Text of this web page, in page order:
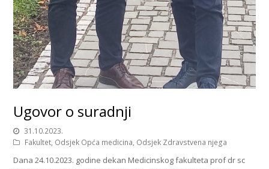
Ugovor o suradnji
31.10.2023.
Fakultet, Odsjek Opća medicina, Odsjek Zdravstvena njega
Dana 24.10.2023. godine dekan Medicinskog fakulteta prof dr sc